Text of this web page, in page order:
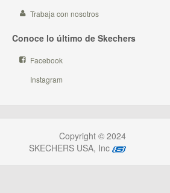
Trabaja con nosotros
Conoce lo último de Skechers
Facebook
Instagram
Copyright © 2024
SKECHERS USA, Inc